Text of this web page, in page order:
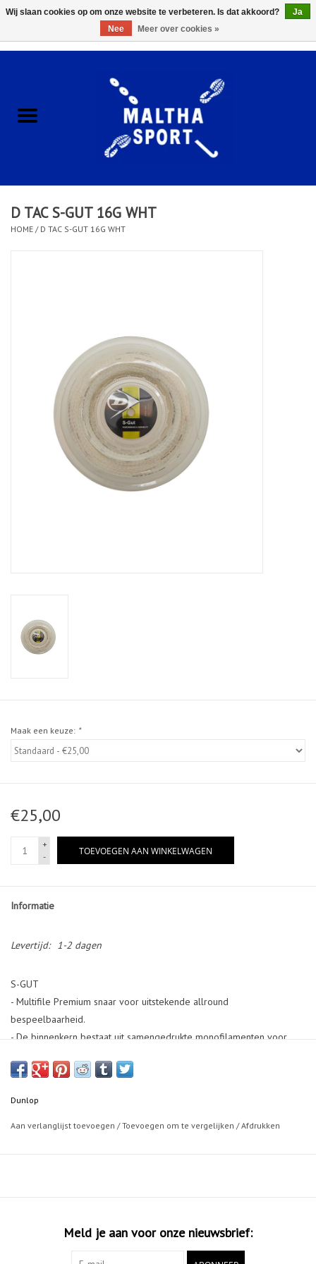
ACCESSOIRES/HARDWARE
KLEDING
CLUBSHOPS
D TAC S-GUT 16G WHT
HOME / D TAC S-GUT 16G WHT
Maak een keuze: *
€25,00
+
-
TOEVOEGEN AAN WINKELWAGEN
Informatie
Levertijd: 1-2 dagen
S-GUT
- Multifile Premium snaar voor uitstekende allround
bespeelbaarheid.
- De binnenkern bestaat uit samengedrukte monofilamenten voor
- De gedraaide monofilamenten creëren een zeer elastische
Dunlop
Aan verlanglijst toevoegen /Toevoegen om te vergelijken /Afdrukken
Meld je aan voor onze nieuwsbrief:
Wij slaan cookies op om onze website te verbeteren. Is dat akkoord?
Ja
Nee
Meer over cookies »